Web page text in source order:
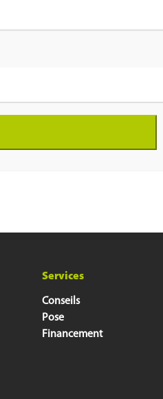
Services
Conseils
Pose
Financement